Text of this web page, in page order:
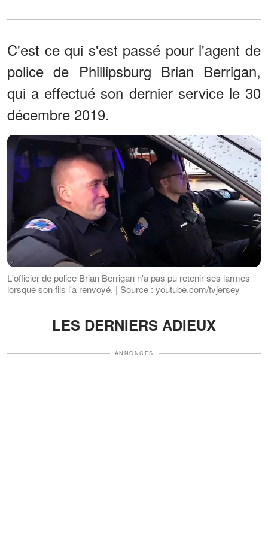
C'est ce qui s'est passé pour l'agent de
police de Phillipsburg Brian Berrigan,
qui a effectué son dernier service le 30
décembre 2019.
L'officier de police Brian Berrigan n'a pas pu retenir ses larmes
lorsque son fils l'a renvoyé. | Source : youtube.com/tvjersey
LES DERNIERS ADIEUX
ANNONCES